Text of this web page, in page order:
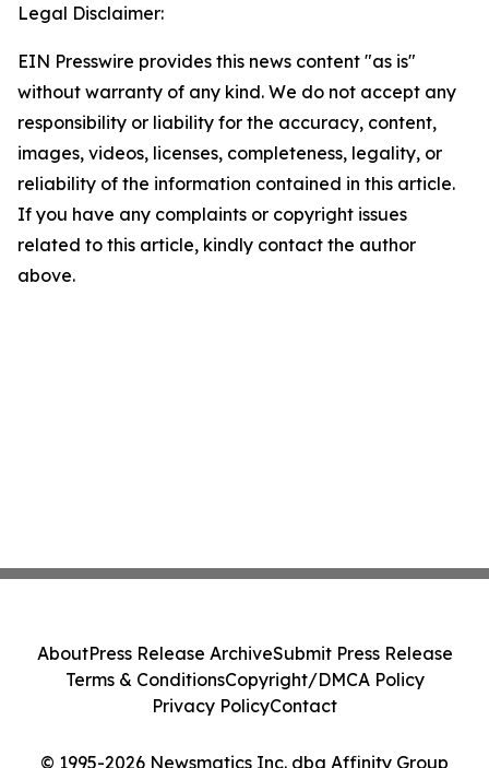
Legal Disclaimer:
EIN Presswire provides this news content "as is"
without warranty of any kind. We do not accept any
responsibility or liability for the accuracy, content,
images, videos, licenses, completeness, legality, or
reliability of the information contained in this article.
If you have any complaints or copyright issues
related to this article, kindly contact the author
above.
© 1995-2026 Newsmatics Inc. dba Affinity Group
AboutPress Release ArchiveSubmit Press Release
Terms & ConditionsCopyright/DMCA Policy
Privacy PolicyContact